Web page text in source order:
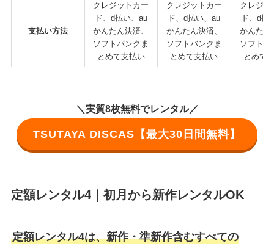
支払い方法
クレジットカー
ド、d払い、au
かんたん決済、
ソフトバンクま
とめて支払い
クレジットカー
ド、d払い、au
かんたん決済、
ソフトバンクま
とめて支払い
クレジッ
ド、d払
かんたん
ソフトバ
とめて
＼実質8枚無料でレンタル／
TSUTAYA DISCAS【最大30日間無料】
定額レンタル4｜初月から新作レンタルOK
定額レンタル4は、新作・準新作含むすべての